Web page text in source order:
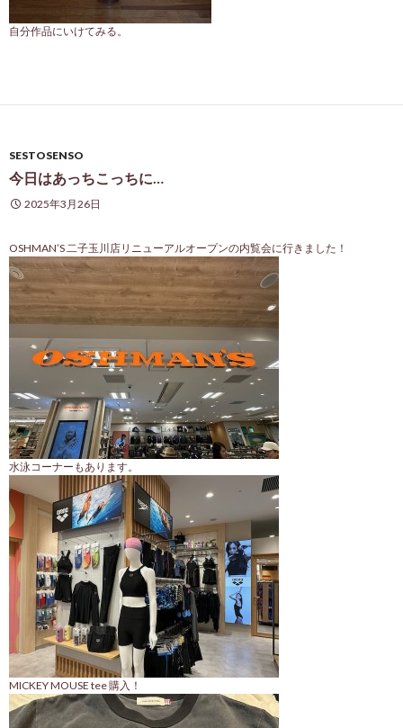
自分作品にいけてみる。
SESTOSENSO
今日はあっちこっちに…
2025年3月26日
OSHMAN’S 二子玉川店リニューアルオープンの内覧会に行きました！
水泳コーナーもあります。
MICKEY MOUSE tee 購入！